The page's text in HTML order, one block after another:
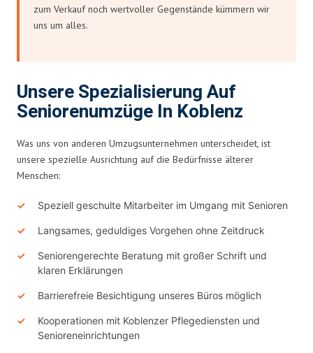
zum Verkauf noch wertvoller Gegenstände kümmern wir
uns um alles.
Unsere Spezialisierung Auf
Seniorenumzüge In Koblenz
Was uns von anderen Umzugsunternehmen unterscheidet, ist
unsere spezielle Ausrichtung auf die Bedürfnisse älterer
Menschen:
Speziell geschulte Mitarbeiter im Umgang mit Senioren
Langsames, geduldiges Vorgehen ohne Zeitdruck
Seniorengerechte Beratung mit großer Schrift und
klaren Erklärungen
Barrierefreie Besichtigung unseres Büros möglich
Kooperationen mit Koblenzer Pflegediensten und
Senioreneinrichtungen